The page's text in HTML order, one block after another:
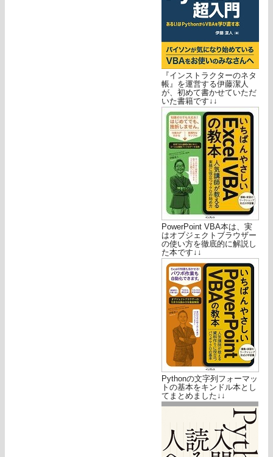
『インストラクターのネタ
帳』を運営する伊藤潔人
が、初めて書かせていただ
いた書籍です↓↓
PowerPoint VBA本は、実
はオブジェクトブラウザー
の使い方を徹底的に解説し
た本です↓↓
Pythonの文字列フォーマッ
トの基本をキンドル本とし
てまとめました↓↓